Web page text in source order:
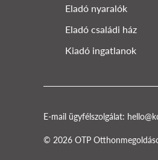
Eladó nyaralók
Eladó családi ház
Kiadó ingatlanok
E-mail ügyfélszolgálat:
© 2026 OTP